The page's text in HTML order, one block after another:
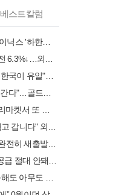
베스트칼럼
'167만원→117만원' SK하이닉스 '하한가' 충격…프리마켓 시초가 논란
[르포]"이스라엘 제외하면 한국이 유일"…인천공항, '224조' 항공 MRO 거점 도약
객실 좌석 전부 뜯어내고 완전히 새출발···인천공항서 국내 첫 ‘개조 항공기’ 11월 출고